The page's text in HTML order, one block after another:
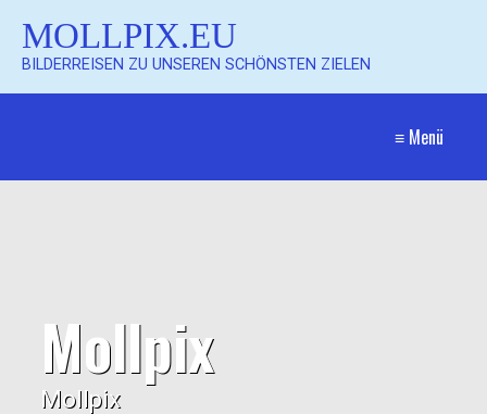
MOLLPIX.EU
BILDERREISEN ZU UNSEREN SCHÖNSTEN ZIELEN
≡ Menü
Mollpix
Mollpix